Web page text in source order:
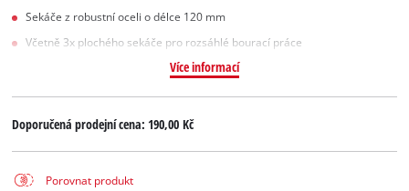
Sekáče z robustní oceli o délce 120 mm
Včetně 3x plochého sekáče pro rozsáhlé bourací práce
Více informací
Doporučená prodejní cena:190,00 Kč
Porovnat produkt